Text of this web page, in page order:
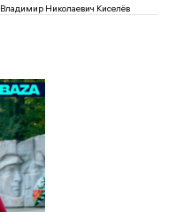
Владимир Николаевич Киселёв